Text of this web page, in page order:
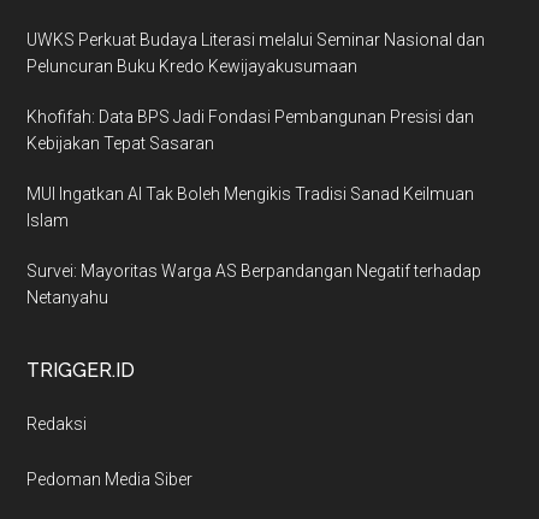
UWKS Perkuat Budaya Literasi melalui Seminar Nasional dan
Peluncuran Buku Kredo Kewijayakusumaan
Khofifah: Data BPS Jadi Fondasi Pembangunan Presisi dan
Kebijakan Tepat Sasaran
MUI Ingatkan AI Tak Boleh Mengikis Tradisi Sanad Keilmuan
Islam
Survei: Mayoritas Warga AS Berpandangan Negatif terhadap
Netanyahu
TRIGGER.ID
Redaksi
Pedoman Media Siber